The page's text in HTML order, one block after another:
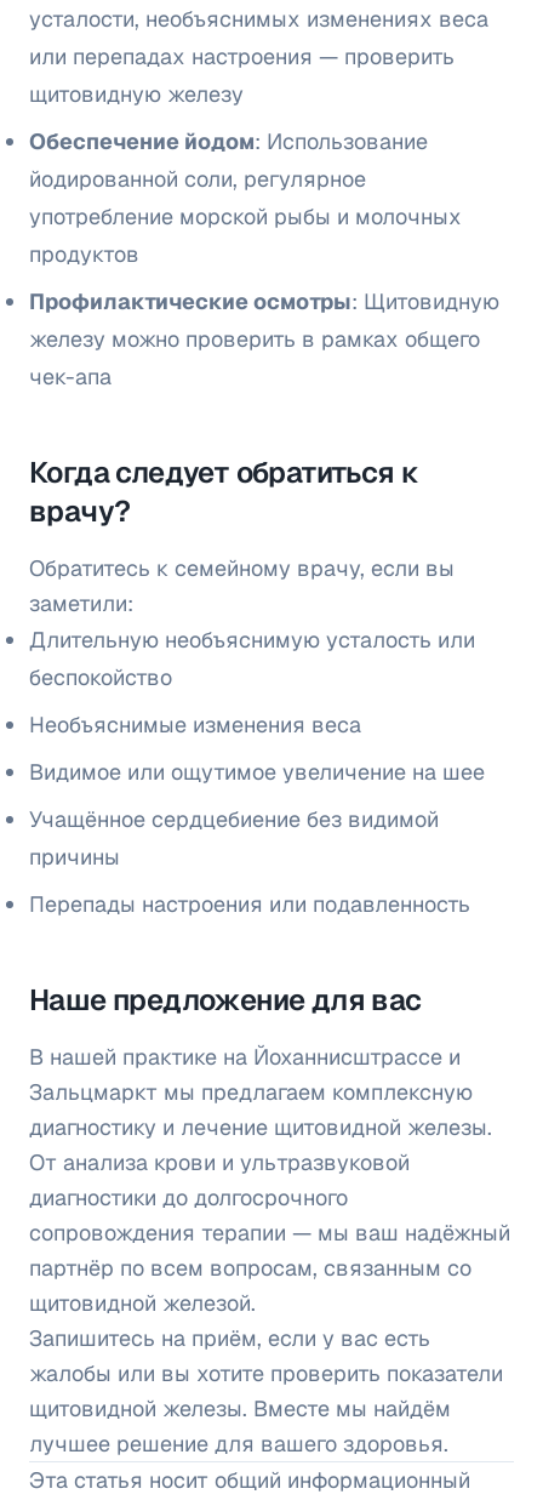
усталости, необъяснимых изменениях веса
или перепадах настроения — проверить
щитовидную железу
Обеспечение йодом: Использование
йодированной соли, регулярное
употребление морской рыбы и молочных
продуктов
Профилактические осмотры: Щитовидную
железу можно проверить в рамках общего
чек-апа
Когда следует обратиться к
врачу?
Обратитесь к семейному врачу, если вы
заметили:
Длительную необъяснимую усталость или
беспокойство
Необъяснимые изменения веса
Видимое или ощутимое увеличение на шее
Учащённое сердцебиение без видимой
причины
Перепады настроения или подавленность
Наше предложение для вас
В нашей практике на Йоханнисштрассе и
Зальцмаркт мы предлагаем комплексную
диагностику и лечение щитовидной железы.
От анализа крови и ультразвуковой
диагностики до долгосрочного
сопровождения терапии — мы ваш надёжный
партнёр по всем вопросам, связанным со
щитовидной железой.
Запишитесь на приём, если у вас есть
жалобы или вы хотите проверить показатели
щитовидной железы. Вместе мы найдём
лучшее решение для вашего здоровья.
Эта статья носит общий информационный